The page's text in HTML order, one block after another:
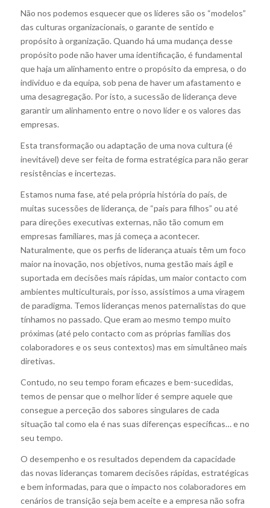
Não nos podemos esquecer que os líderes são os “modelos”
das culturas organizacionais, o garante de sentido e
propósito à organização. Quando há uma mudança desse
propósito pode não haver uma identificação, é fundamental
que haja um alinhamento entre o propósito da empresa, o do
individuo e da equipa, sob pena de haver um afastamento e
uma desagregação. Por isto, a sucessão de liderança deve
garantir um alinhamento entre o novo líder e os valores das
empresas.
Esta transformação ou adaptação de uma nova cultura (é
inevitável) deve ser feita de forma estratégica para não gerar
resistências e incertezas.
Estamos numa fase, até pela própria história do país, de
muitas sucessões de liderança, de “pais para filhos” ou até
para direções executivas externas, não tão comum em
empresas familiares, mas já começa a acontecer.
Naturalmente, que os perfis de liderança atuais têm um foco
maior na inovação, nos objetivos, numa gestão mais ágil e
suportada em decisões mais rápidas, um maior contacto com
ambientes multiculturais, por isso, assistimos a uma viragem
de paradigma. Temos lideranças menos paternalistas do que
tínhamos no passado. Que eram ao mesmo tempo muito
próximas (até pelo contacto com as próprias famílias dos
colaboradores e os seus contextos) mas em simultâneo mais
diretivas.
Contudo, no seu tempo foram eficazes e bem-sucedidas,
temos de pensar que o melhor líder é sempre aquele que
consegue a perceção dos sabores singulares de cada
situação tal como ela é nas suas diferenças específicas… e no
seu tempo.
O desempenho e os resultados dependem da capacidade
das novas lideranças tomarem decisões rápidas, estratégicas
e bem informadas, para que o impacto nos colaboradores em
cenários de transição seja bem aceite e a empresa não sofra